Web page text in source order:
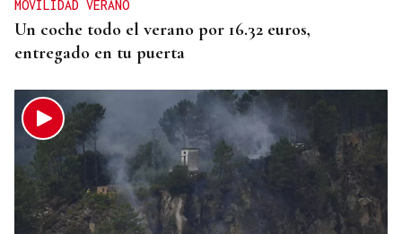
MOVILIDAD VERANO
Un coche todo el verano por 16.32 euros,
entregado en tu puerta